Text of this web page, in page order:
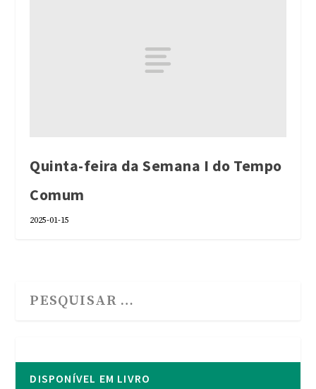
Quinta-feira da Semana I do Tempo
Comum
2025-01-15
DISPONÍVEL EM LIVRO